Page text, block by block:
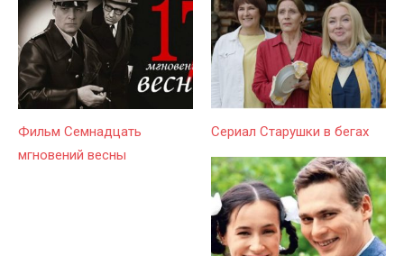
Фильм Семнадцать
мгновений весны
Сериал Старушки в бегах